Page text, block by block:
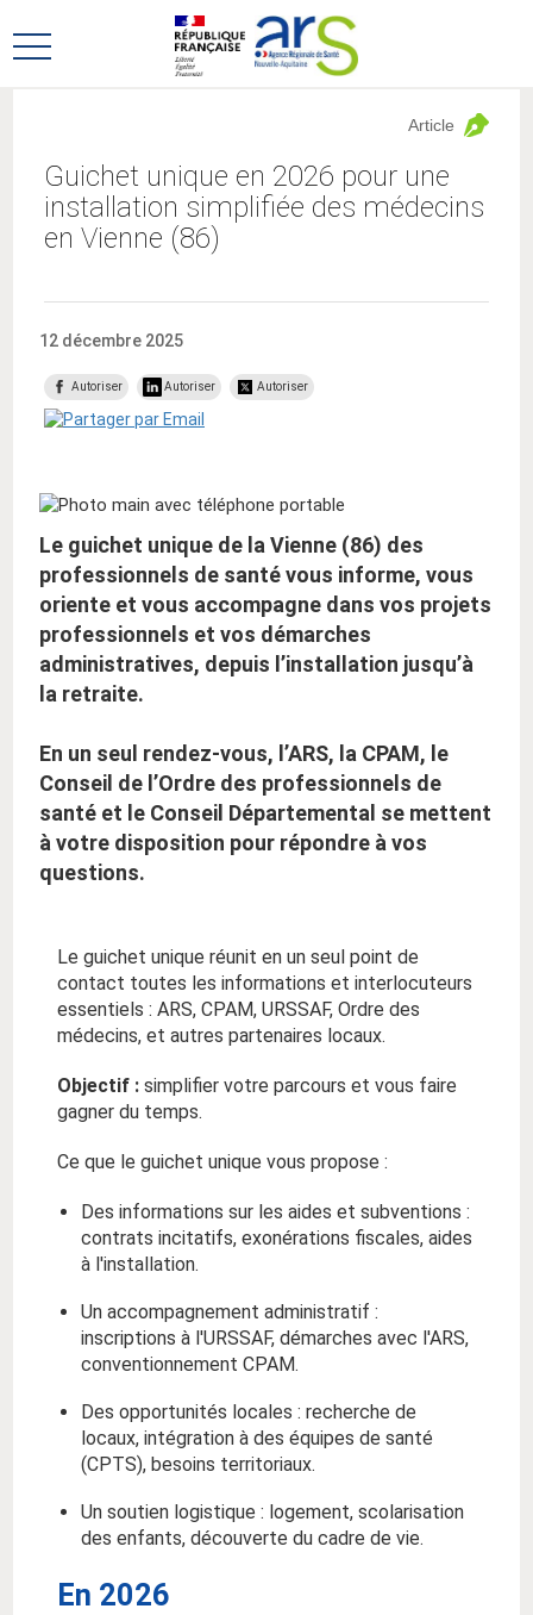
au
menu
au
contenu
Ouvrir
Guichet unique en 2026 pour une
installation simplifiée des médecins
en Vienne (86)
Article
12 décembre 2025
Autoriser Autoriser Autoriser
Le guichet unique de la Vienne (86) des
professionnels de santé vous informe, vous
oriente et vous accompagne dans vos projets
professionnels et vos démarches
administratives, depuis l’installation jusqu’à
la retraite.
En un seul rendez-vous, l’ARS, la CPAM, le
Conseil de l’Ordre des professionnels de
santé et le Conseil Départemental se mettent
à votre disposition pour répondre à vos
questions.
Le guichet unique réunit en un seul point de
contact toutes les informations et interlocuteurs
essentiels : ARS, CPAM, URSSAF, Ordre des
médecins, et autres partenaires locaux.
Objectif : simplifier votre parcours et vous faire
gagner du temps.
Ce que le guichet unique vous propose :
Des informations sur les aides et subventions :
contrats incitatifs, exonérations fiscales, aides
à l'installation.
Un accompagnement administratif :
inscriptions à l'URSSAF, démarches avec l'ARS,
conventionnement CPAM.
Des opportunités locales : recherche de
locaux, intégration à des équipes de santé
(CPTS), besoins territoriaux.
Un soutien logistique : logement, scolarisation
des enfants, découverte du cadre de vie.
En 2026